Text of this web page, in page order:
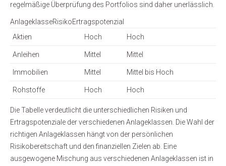
regelmäßige Überprüfung des Portfolios sind daher unerlässlich.
AnlageklasseRisikoErtragspotenzial
Aktien
Hoch Hoch
Anleihen Mittel Mittel
Immobilien Mittel Mittel bis Hoch
Rohstoffe Hoch Hoch
Die Tabelle verdeutlicht die unterschiedlichen Risiken und
Ertragspotenziale der verschiedenen Anlageklassen. Die Wahl der
richtigen Anlageklassen hängt von der persönlichen
Risikobereitschaft und den finanziellen Zielen ab. Eine
ausgewogene Mischung aus verschiedenen Anlageklassen ist in